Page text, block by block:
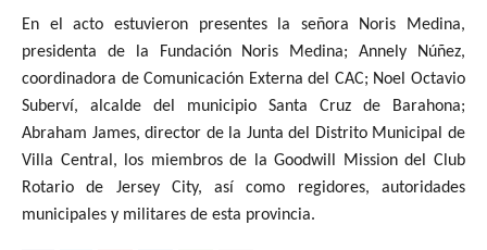
En el acto estuvieron presentes la señora Noris Medina,
presidenta de la Fundación Noris Medina; Annely Núñez,
coordinadora de Comunicación Externa del CAC; Noel Octavio
Suberví, alcalde del municipio Santa Cruz de Barahona;
Abraham James, director de la Junta del Distrito Municipal de
Villa Central, los miembros de la Goodwill Mission del Club
Rotario de Jersey City, así como regidores, autoridades
municipales y militares de esta provincia.